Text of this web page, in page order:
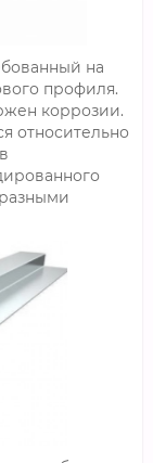
на
профиля.
коррозии.
относительно